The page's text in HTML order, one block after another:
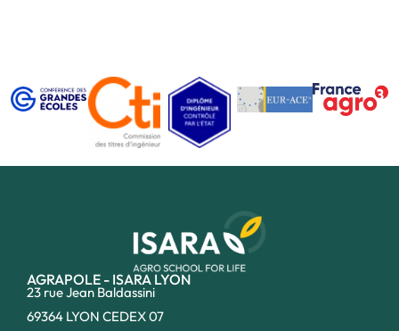
AGRAPOLE - ISARA LYON
23 rue Jean Baldassini
69364 LYON CEDEX 07